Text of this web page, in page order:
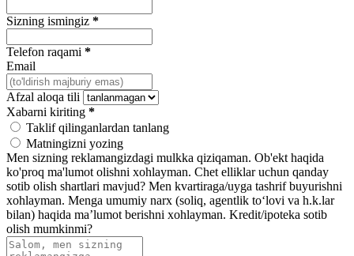
Sizning ismingiz *
Telefon raqami *
Email
Afzal aloqa tili
Xabarni kiriting *
Taklif qilinganlardan tanlang
Matningizni yozing
Men sizning reklamangizdagi mulkka qiziqaman. Ob'ekt haqida
ko'proq ma'lumot olishni xohlayman. Chet elliklar uchun qanday
sotib olish shartlari mavjud? Men kvartiraga/uyga tashrif buyurishni
xohlayman. Menga umumiy narx (soliq, agentlik toʻlovi va h.k.lar
bilan) haqida maʼlumot berishni xohlayman. Kredit/ipoteka sotib
olish mumkinmi?